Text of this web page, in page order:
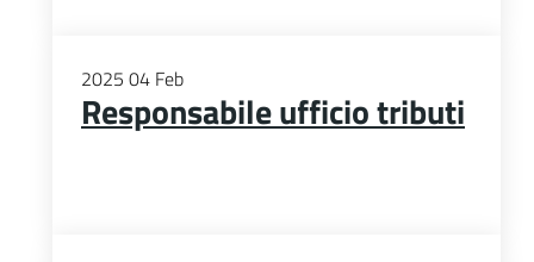
2025 04 Feb
Responsabile ufficio tributi